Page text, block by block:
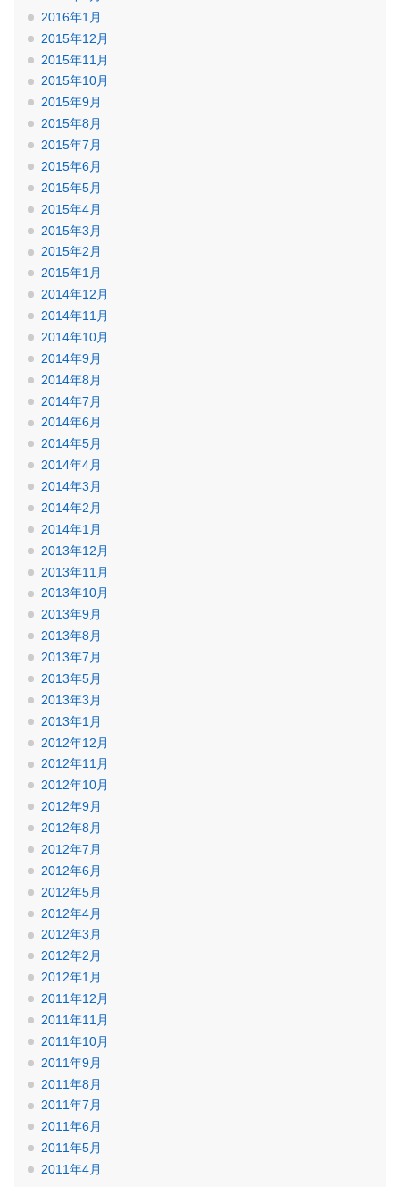
2016年1月
2015年12月
2015年11月
2015年10月
2015年9月
2015年8月
2015年7月
2015年6月
2015年5月
2015年4月
2015年3月
2015年2月
2015年1月
2014年12月
2014年11月
2014年10月
2014年9月
2014年8月
2014年7月
2014年6月
2014年5月
2014年4月
2014年3月
2014年2月
2014年1月
2013年12月
2013年11月
2013年10月
2013年9月
2013年8月
2013年7月
2013年5月
2013年3月
2013年1月
2012年12月
2012年11月
2012年10月
2012年9月
2012年8月
2012年7月
2012年6月
2012年5月
2012年4月
2012年3月
2012年2月
2012年1月
2011年12月
2011年11月
2011年10月
2011年9月
2011年8月
2011年7月
2011年6月
2011年5月
2011年4月